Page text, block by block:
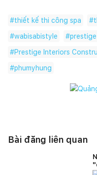
#thiết kế thi công spa #
#wabisabistyle #prestige
#Prestige Interiors
#phumyhung
Bài đăng liên quan